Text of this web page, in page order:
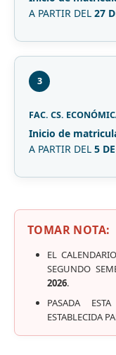
A PARTIR DEL 27
3
FAC. CS.
Inicio de
A PARTIR DEL 5
TOMAR NOTA:
EL
SEGUNDO
2026.
PASADA
ESTABLECIDA